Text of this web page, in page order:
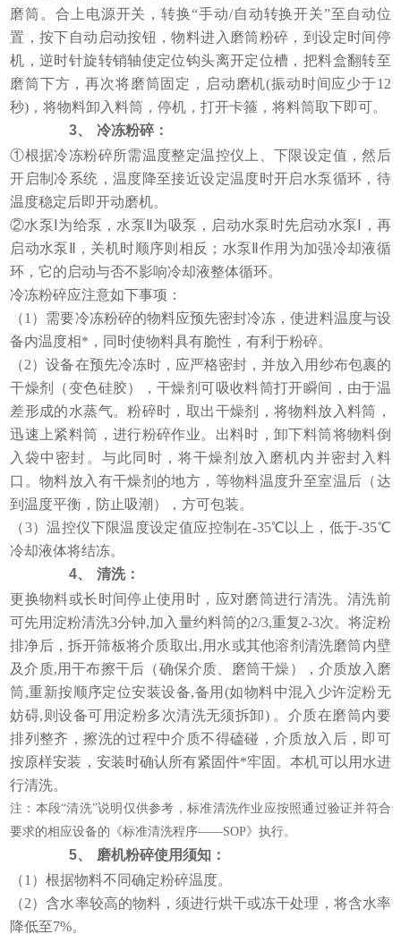
磨筒。合上电源开关，转换“手动/自动转换开关”至自动位
置，按下自动启动按钮，物料进入磨筒粉碎，到设定时间停
机，逆时针旋转销轴使定位钩头离开定位槽，把料盒翻转至
磨筒下方，再次将磨筒固定，启动磨机(振动时间应少于12
秒)，将物料卸入料筒，停机，打开卡箍，将料筒取下即可。
3、
冷冻粉碎：
①根据冷冻粉碎所需温度整定温控仪上、下限设定值，然后
开启制冷系统，温度降至接近设定温度时开启水泵循环，待
温度稳定后即开动磨机。
②水泵Ⅰ为给泵，水泵Ⅱ为吸泵，启动水泵时先启动水泵Ⅰ，再
启动水泵Ⅱ，关机时顺序则相反；水泵Ⅱ作用为加强冷却液循
环，它的启动与否不影响冷却液整体循环。
冷冻粉碎应注意如下事项：
（1）需要冷冻粉碎的物料应预先密封冷冻，使进料温度与设
备内温度相*，同时使物料具有脆性，有利于粉碎。
（2）设备在预先冷冻时，应严格密封，并放入用纱布包裹的
干燥剂（变色硅胶），干燥剂可吸收料筒打开瞬间，由于温
差形成的水蒸气。粉碎时，取出干燥剂，将物料放入料筒，
迅速上紧料筒，进行粉碎作业。出料时，卸下料筒将物料倒
入袋中密封。与此同时，将干燥剂放入磨机内并密封入料
口。物料放入有干燥剂的地方，等物料温度升至室温后（达
到温度平衡，防止吸潮），方可包装。
（3）温控仪下限温度设定值应控制在-35℃以上，低于-35℃
冷却液体将结冻。
4、
清洗：
更换物料或长时间停止使用时，应对磨筒进行清洗。清洗前
可先用淀粉清洗3分钟,加入量约料筒的2/3,重复2-3次。将淀粉
排净后，拆开筛板将介质取出,用水或其他溶剂清洗磨筒内壁
及介质,用干布擦干后（确保介质、磨筒干燥），介质放入磨
筒,重新按顺序定位安装设备,备用(如物料中混入少许淀粉无
妨碍,则设备可用淀粉多次清洗无须拆卸) 。介质在磨筒内要
排列整齐，擦洗的过程中介质不得磕碰，介质放入后，即可
按原样安装，安装时确认所有紧固件*牢固。本机可以用水进
行清洗。
注：本段“清洗”说明仅供参考，标准清洗作业应按照通过验证并符合
要求的相应设备的《标准清洗程序——SOP》执行。
5、
磨机粉碎使用须知：
（1）根据物料不同确定粉碎温度。
（2）含水率较高的物料，须进行烘干或冻干处理，将含水率
降低至7%。